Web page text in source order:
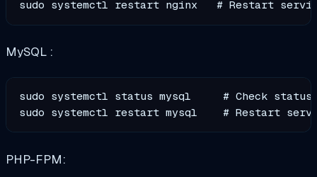
MySQL :
sudo systemctl status mysql     # Check status
PHP-FPM: